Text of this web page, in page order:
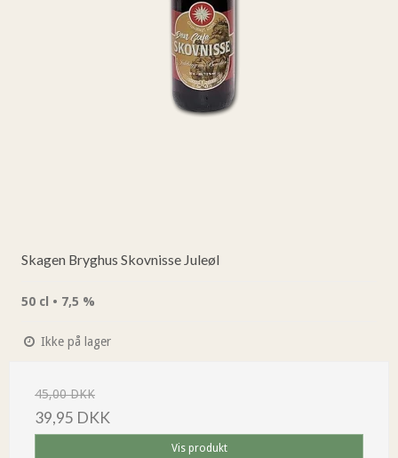
Skagen Bryghus Skovnisse Juleøl
50 cl • 7,5 %
Ikke på lager
45,00 DKK
39,95 DKK
Vis produkt